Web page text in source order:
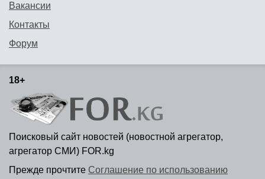
Вакансии
Контакты
Форум
18+
Поисковый сайт новостей (новостной агрегатор,
агрегатор СМИ) FOR.kg
Прежде прочтите Соглашение по использованию